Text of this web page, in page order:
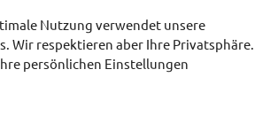
Nutzung verwendet unsere
Wir respektieren aber Ihre Privatsphäre.
persönlichen Einstellungen